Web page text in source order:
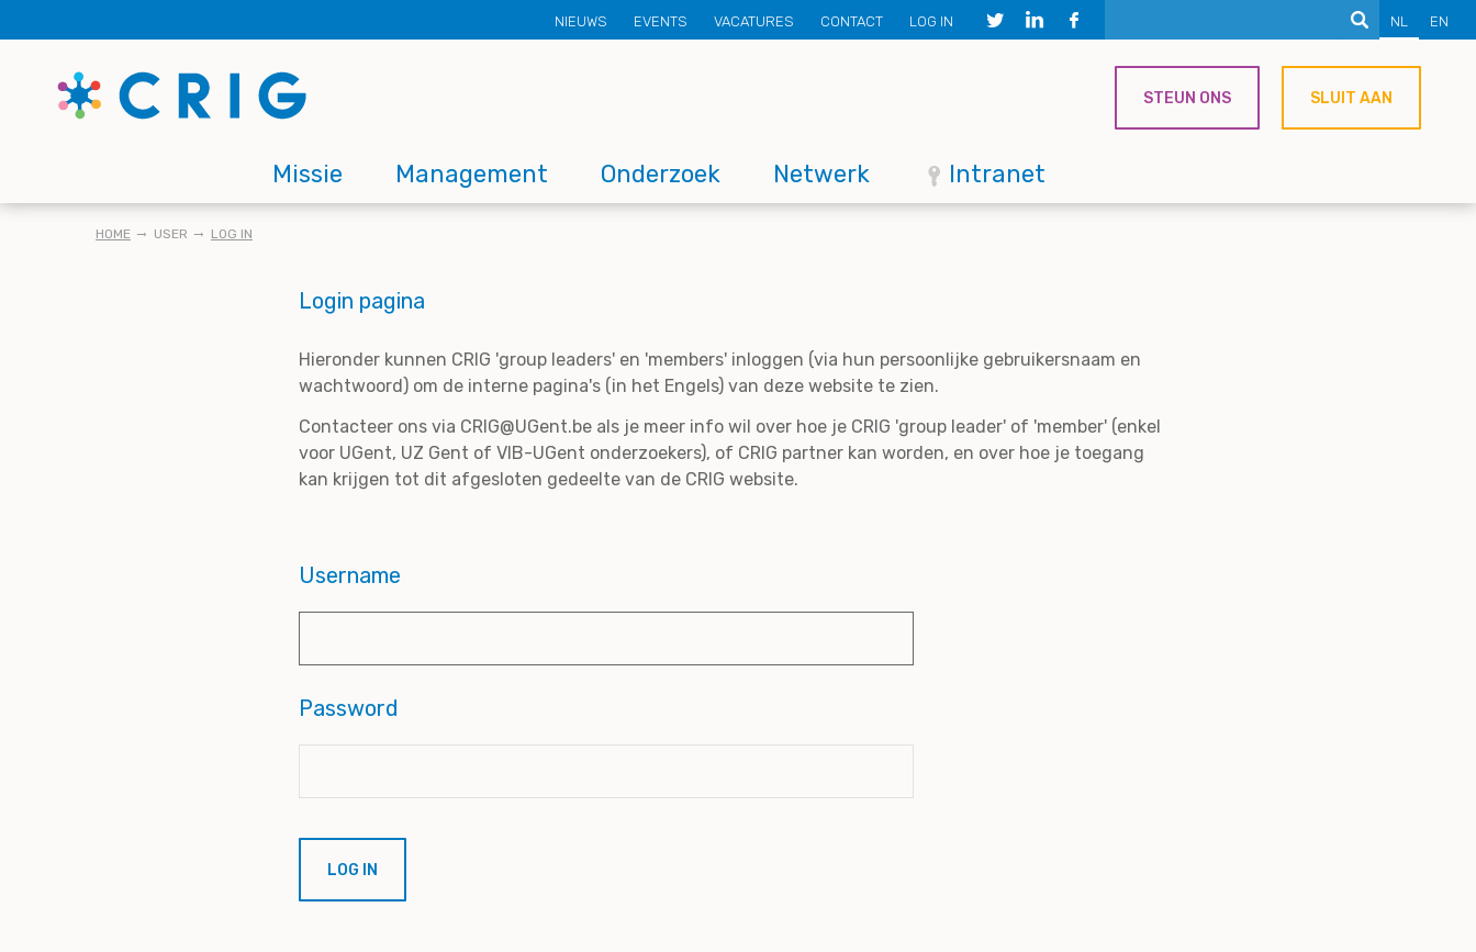
to
content
NL EN
Secondary
menu
NIEUWS EVENTS VACATURES CONTACT LOG IN
Main
navigation
Missie Management Onderzoek Netwerk Intranet
STEUN ONS SLUIT AAN
KRUIMELPAD
HOME USER LOG IN
Login pagina
Hieronder kunnen CRIG 'group leaders' en 'members' inloggen (via hun persoonlijke gebruikersnaam en
wachtwoord) om de interne pagina's (in het Engels) van deze website te zien.
Contacteer ons via CRIG@UGent.be als je meer info wil over hoe je CRIG 'group leader' of 'member' (enkel
voor UGent, UZ Gent of VIB-UGent onderzoekers), of CRIG partner kan worden, en over hoe je toegang
kan krijgen tot dit afgesloten gedeelte van de CRIG website.
Username
Password